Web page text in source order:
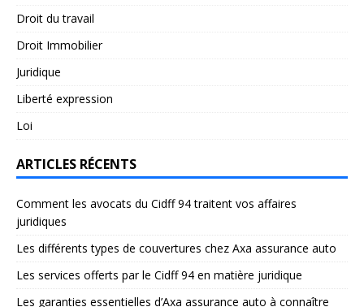
Droit du travail
Droit Immobilier
Juridique
Liberté expression
Loi
ARTICLES RÉCENTS
Comment les avocats du Cidff 94 traitent vos affaires
juridiques
Les différents types de couvertures chez Axa assurance auto
Les services offerts par le Cidff 94 en matière juridique
Les garanties essentielles d’Axa assurance auto à connaître